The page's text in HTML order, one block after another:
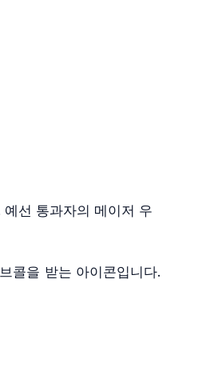
선 통과자의 메이저 우
콜을 받는 아이콘입니다.